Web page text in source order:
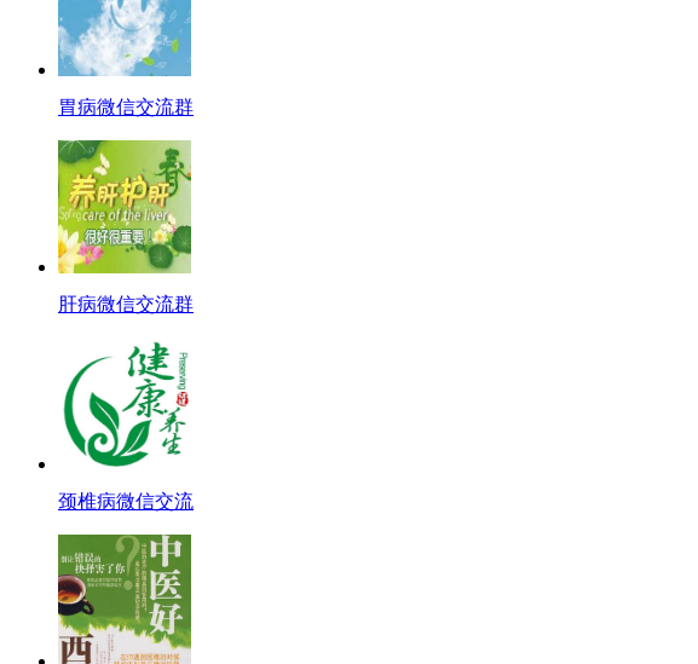
胃病微信交流群
肝病微信交流群
颈椎病微信交流